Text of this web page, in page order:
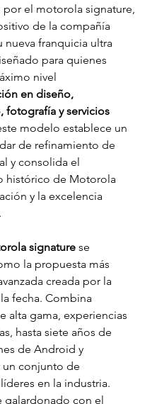
por el motorola signature,
de la compañía
nueva franquicia ultra
para quienes
nivel
en diseño,
fotografía y servicios
modelo establece un
de refinamiento de
y consolida el
histórico de Motorola
y la excelencia
signature se
la propuesta más
creada por la
fecha. Combina
alta gama, experiencias
hasta siete años de
de Android y
un conjunto de
en la industria.
galardonado con el